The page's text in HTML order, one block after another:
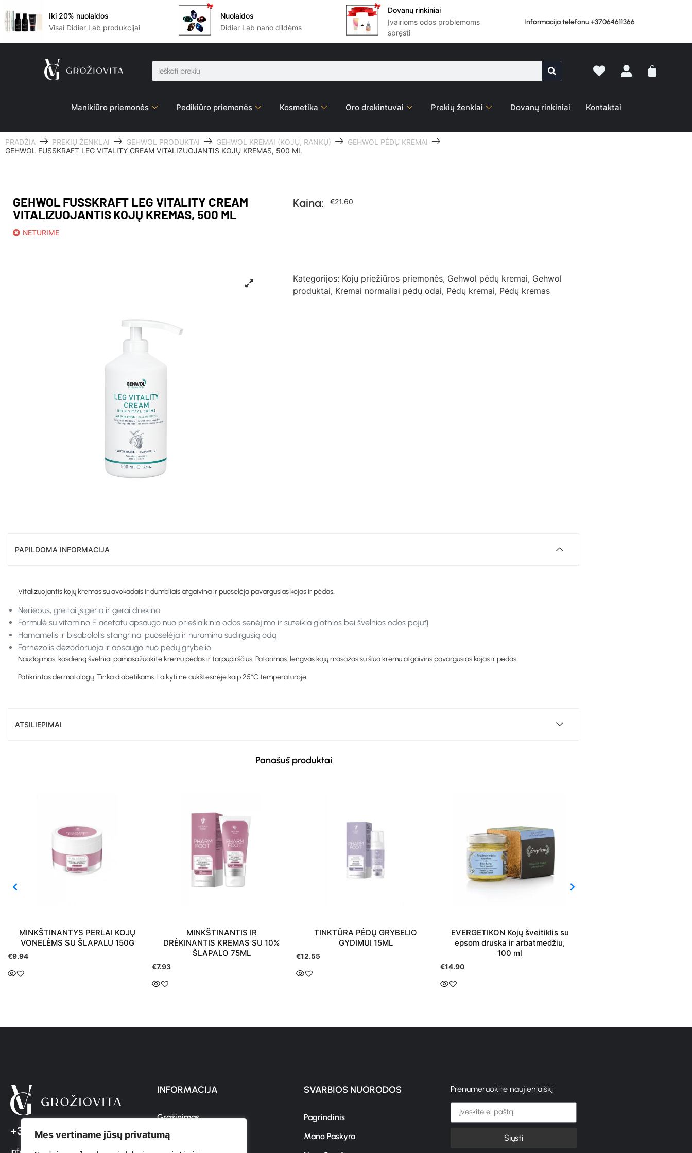
Mes vertiname jūsų privatumą
Iki 20% nuolaidos
Visai Didier Lab produkcijai
Nuolaidos
Didier Lab nano dildėms
Dovanų rinkiniai
Įvairioms odos problemoms
spręsti
Informacija telefonu +37064611366
Manikiūro priemonės Pedikiūro priemonės Kosmetika Oro drekintuvai Prekių ženklai Dovanų rinkiniai Kontaktai
PRADŽIA PREKIŲ ŽENKLAI GEHWOL PRODUKTAI GEHWOL KREMAI (KOJŲ, RANKŲ)
GEHWOL PĖDŲ KREMAI
GEHWOL FUSSKRAFT LEG VITALITY CREAM VITALIZUOJANTIS KOJŲ KREMAS, 500 ML
GEHWOL FUSSKRAFT LEG VITALITY CREAM
VITALIZUOJANTIS KOJŲ KREMAS, 500 ML
NETURIME
Kaina: €21.60
Kategorijos: Kojų priežiūros priemonės, Gehwol pėdų kremai, Gehwol
produktai, Kremai normaliai pėdų odai, Pėdų kremai, Pėdų kremas
PAPILDOMA INFORMACIJA
Vitalizuojantis kojų kremas su avokadais ir dumbliais atgaivina ir puoselėja pavargusias kojas ir pėdas.
Neriebus, greitai įsigeria ir gerai drėkina
Formulė su vitamino E acetatu apsaugo nuo priešlaikinio odos senėjimo ir suteikia glotnios bei švelnios odos pojūtį
Hamamelis ir bisabololis stangrina, puoselėja ir nuramina sudirgusią odą
Farnezolis dezodoruoja ir apsaugo nuo pėdų grybelio
Naudojimas: kasdieną švelniai pamasažuokite kremu pėdas ir tarpupirščius. Patarimas: lengvas kojų masažas su šiuo kremu atgaivins pavargusias kojas ir pėdas.
Patikrintas dermatologų. Tinka diabetikams. Laikyti ne aukštesnėje kaip 25°C temperatūroje.
ATSILIEPIMAI
Panašūs produktai
MINKŠTINANTYS PERLAI KOJŲ
VONELĖMS SU ŠLAPALU 150G
€9.94
MINKŠTINANTIS IR
DRĖKINANTIS KREMAS SU 10%
ŠLAPALO 75ML
€7.93
TINKTŪRA PĖDŲ GRYBELIO
GYDIMUI 15ML
€12.55
EVERGETIKON Kojų šveitiklis su
epsom druska ir arbatmedžiu,
100 ml
€14.90
+37064611366
INFORMACIJA
Grąžinimas
Pristatymas
SVARBIOS NUORODOS
Pagrindinis
Mano Paskyra
Prenumeruokite naujienlaiškį
Siųsti